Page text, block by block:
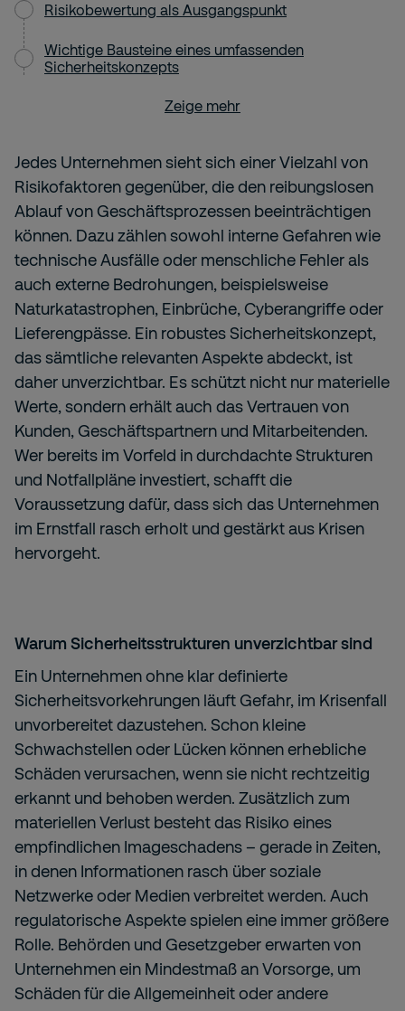
Jedes Unternehmen sieht sich einer Vielzahl von
Risikofaktoren gegenüber, die den reibungslosen
Ablauf von Geschäftsprozessen beeinträchtigen
können. Dazu zählen sowohl interne Gefahren wie
technische Ausfälle oder menschliche Fehler als
auch externe Bedrohungen, beispielsweise
Naturkatastrophen, Einbrüche, Cyberangriffe oder
Lieferengpässe. Ein robustes Sicherheitskonzept,
das sämtliche relevanten Aspekte abdeckt, ist
daher unverzichtbar. Es schützt nicht nur materielle
Werte, sondern erhält auch das Vertrauen von
Kunden, Geschäftspartnern und Mitarbeitenden.
Wer bereits im Vorfeld in durchdachte Strukturen
und Notfallpläne investiert, schafft die
Voraussetzung dafür, dass sich das Unternehmen
im Ernstfall rasch erholt und gestärkt aus Krisen
hervorgeht.
Warum Sicherheitsstrukturen unverzichtbar sind
Ein Unternehmen ohne klar definierte
Sicherheitsvorkehrungen läuft Gefahr, im Krisenfall
unvorbereitet dazustehen. Schon kleine
Schwachstellen oder Lücken können erhebliche
Schäden verursachen, wenn sie nicht rechtzeitig
erkannt und behoben werden. Zusätzlich zum
materiellen Verlust besteht das Risiko eines
empfindlichen Imageschadens – gerade in Zeiten,
in denen Informationen rasch über soziale
Netzwerke oder Medien verbreitet werden. Auch
regulatorische Aspekte spielen eine immer größere
Rolle. Behörden und Gesetzgeber erwarten von
Unternehmen ein Mindestmaß an Vorsorge, um
Schäden für die Allgemeinheit oder andere
Risikobewertung als Ausgangspunkt
Wichtige Bausteine eines umfassenden
Sicherheitskonzepts
Zeige mehr